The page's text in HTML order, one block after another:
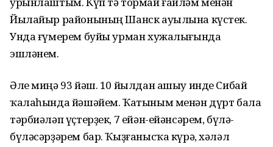
Йылайыр районының Шанск ауылына күстек.
Унда ғүмерем буйы урман хужалығында
эшләнем.
Әле миңә 93 йәш. 10 йылдан ашыу инде Сибай
ҡалаһында йәшәйем. Ҡатыным менән дүрт бала
тәрбиәләп үҫтерҙек, 7 ейән-ейәнсәрем, бүлә-
бүләсәрҙәрем бар. Ҡыҙғанысҡа күрә, хәләл